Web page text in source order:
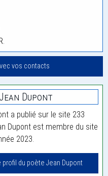
vos contacts
Dupont
a publié sur le site 233
Dupont est membre du site
2023.
profil du poète Jean Dupont